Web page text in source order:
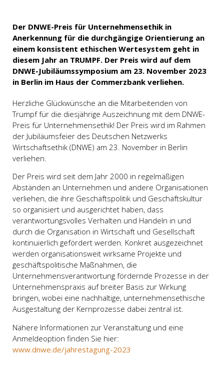
Der DNWE-Preis für Unternehmensethik in
Anerkennung für die durchgängige Orientierung an
einem konsistent ethischen Wertesystem geht in
diesem Jahr an TRUMPF. Der Preis wird auf dem
DNWE-Jubiläumssymposium am 23. November 2023
in Berlin im Haus der Commerzbank verliehen.
Herzliche Glückwünsche an die Mitarbeitenden von
Trumpf für die diesjährige Auszeichnung mit dem DNWE-
Preis für Unternehmensethik! Der Preis wird im Rahmen
der Jubiläumsfeier des Deutschen Netzwerks
Wirtschaftsethik (DNWE) am 23. November in Berlin
verliehen.
Der Preis wird seit dem Jahr 2000 in regelmäßigen
Abständen an Unternehmen und andere Organisationen
verliehen, die ihre Geschäftspolitik und Geschäftskultur
so organisiert und ausgerichtet haben, dass
verantwortungsvolles Verhalten und Handeln in und
durch die Organisation in Wirtschaft und Gesellschaft
kontinuierlich gefördert werden. Konkret ausgezeichnet
werden organisationsweit wirksame Projekte und
geschäftspolitische Maßnahmen, die
Unternehmensverantwortung fördernde Prozesse in der
Unternehmenspraxis auf breiter Basis zur Wirkung
bringen, wobei eine nachhaltige, unternehmensethische
Ausgestaltung der Kernprozesse dabei zentral ist.
Nähere Informationen zur Veranstaltung und eine
Anmeldeoption finden Sie hier:
www.dnwe.de/jahrestagung-2023